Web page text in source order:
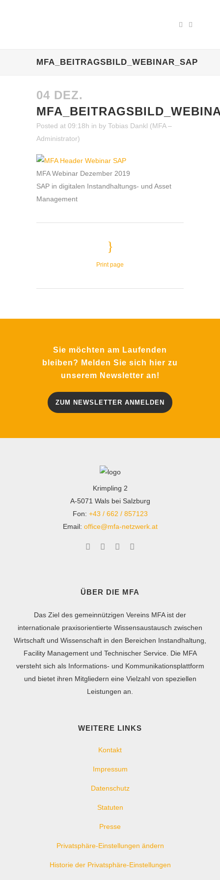
MFA_BEITRAGSBILD_WEBINAR_SAP
04 DEZ.
Posted at 09:18h in by Tobias Dankl (MFA –
Administrator)
MFA Webinar Dezember 2019
SAP in digitalen Instandhaltungs- und Asset
Management
Print page
Sie möchten am Laufenden
bleiben? Melden Sie sich hier zu
unserem Newsletter an!
ZUM NEWSLETTER ANMELDEN
Krimpling 2
A-5071 Wals bei Salzburg
Fon: +43 / 662 / 857123
Email: office@mfa-netzwerk.at
ÜBER DIE MFA
Das Ziel des gemeinnützigen Vereins MFA ist der
internationale praxisorientierte Wissensaustausch zwischen
Wirtschaft und Wissenschaft in den Bereichen Instandhaltung,
Facility Management und Technischer Service. Die MFA
versteht sich als Informations- und Kommunikationsplattform
und bietet ihren Mitgliedern eine Vielzahl von speziellen
Leistungen an.
WEITERE LINKS
Kontakt
Impressum
Datenschutz
Statuten
Presse
Privatsphäre-Einstellungen ändern
Historie der Privatsphäre-Einstellungen